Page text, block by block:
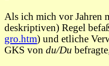
Als ich mich vor Jahren
deskriptiven) Regel
gro.htm) und etliche
GKS von du/Du